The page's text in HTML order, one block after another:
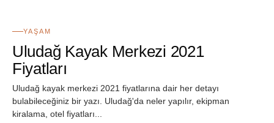
YAŞAM
Uludağ Kayak Merkezi 2021
Fiyatları
Uludağ kayak merkezi 2021 fiyatlarına dair her detayı
bulabileceğiniz bir yazı. Uludağ'da neler yapılır, ekipman
kiralama, otel fiyatları...